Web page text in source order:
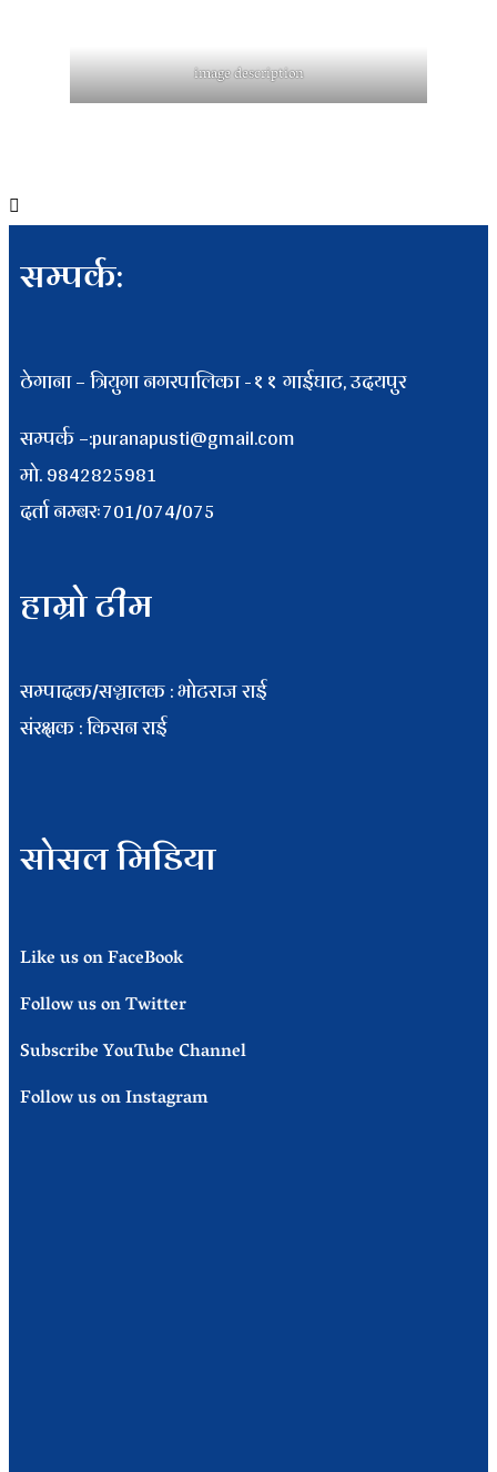
image description
सम्पर्क:
ठेगाना – त्रियुगा नगरपालिका -११ गाईघाट, उदयपुर
सम्पर्क –:puranapusti@gmail.com
माे. 9842825981
दर्ता नम्बरः701/074/075
हाम्रो टीम
सम्पादक/सञ्चालक : भाेटराज राई
संरक्षक : किसन राई
सोसल मिडिया
Like us on FaceBook
Follow us on Twitter
Subscribe YouTube Channel
Follow us on Instagram